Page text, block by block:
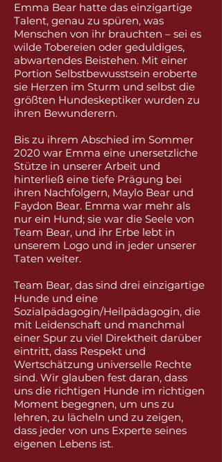
Emma Bear hatte das einzigartige
Talent, genau zu spüren, was
Menschen von ihr brauchten – sei es
wilde Tobereien oder geduldiges,
abwartendes Beistehen. Mit einer
Portion Selbstbewusstsein eroberte
sie Herzen im Sturm und selbst die
größten Hundeskeptiker wurden zu
ihren Bewunderern.
Bis zu ihrem Abschied im Sommer
2020 war Emma eine unersetzliche
Stütze in unserer Arbeit und
hinterließ eine tiefe Prägung bei
ihren Nachfolgern, Maylo Bear und
Faydon Bear. Emma war mehr als
nur ein Hund; sie war die Seele von
Team Bear, und ihr Erbe lebt in
unserem Logo und in jeder unserer
Taten weiter.
Team Bear, das sind drei einzigartige
Hunde und eine
Sozialpädagogin/Heilpädagogin, die
mit Leidenschaft und manchmal
einer Spur zu viel Direktheit darüber
eintritt, dass Respekt und
Wertschätzung universelle Rechte
sind. Wir glauben fest daran, dass
uns die richtigen Hunde im richtigen
Moment begegnen, um uns zu
lehren, zu lächeln und zu zeigen,
dass jeder von uns Experte seines
eigenen Lebens ist.